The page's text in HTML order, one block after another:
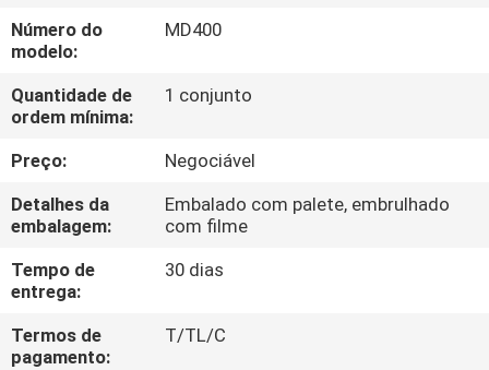
VISITA
À
FÁBRICA
CONTROLE
DE
QUALIDADE
CONTACTE-
NOS
Número do
modelo:
MD400
Quantidade de
ordem mínima:
1 conjunto
Preço:
Negociável
Detalhes da
embalagem:
Embalado com palete, embrulhado
com filme
Tempo de
entrega:
30 dias
Termos de
pagamento:
T/TL/C